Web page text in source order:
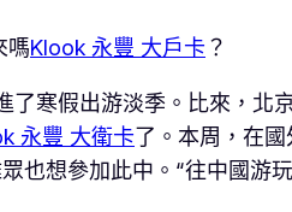
嗎Klook 永豐 大戶卡 ？
了寒假出游淡季。比來，北
永豐 大衛卡了。本周，在
也想參加此中。“往中國游